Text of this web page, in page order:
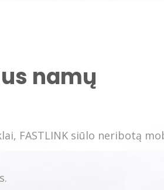
namų
FASTLINK siūlo neribotą